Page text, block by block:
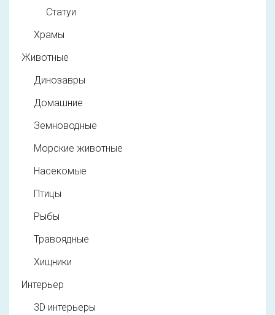
Статуи
Храмы
Животные
Динозавры
Домашние
Земноводные
Морские животные
Насекомые
Птицы
Рыбы
Травоядные
Хищники
Интерьер
3D интерьеры